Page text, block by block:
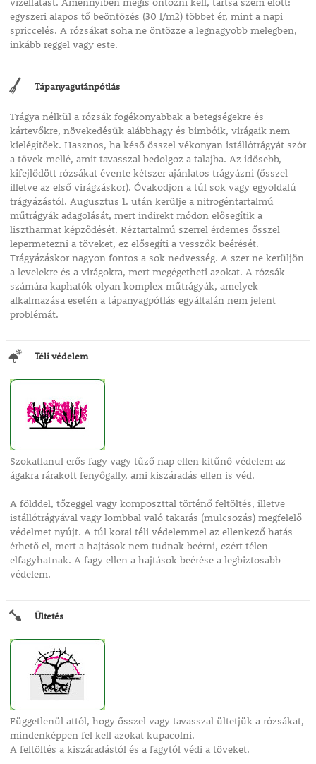
egyszeri alapos tő beöntözés (30 l/m2) többet ér, mint a napi
spriccelés. A rózsákat soha ne öntözze a legnagyobb melegben,
inkább reggel vagy este.
Tápanyagutánpótlás
Trágya nélkül a rózsák fogékonyabbak a betegségekre és
kártevőkre, növekedésük alábbhagy és bimbóik, virágaik nem
kielégítőek. Hasznos, ha késő ősszel vékonyan istállótrágyát szór
a tövek mellé, amit tavasszal bedolgoz a talajba. Az idősebb,
kifejlődött rózsákat évente kétszer ajánlatos trágyázni (ősszel
illetve az első virágzáskor). Óvakodjon a túl sok vagy egyoldalú
trágyázástól. Augusztus 1. után kerülje a nitrogéntartalmú
műtrágyák adagolását, mert indirekt módon elősegítik a
lisztharmat képződését. Réztartalmú szerrel érdemes ősszel
lepermetezni a töveket, ez elősegíti a vesszők beérését.
Trágyázáskor nagyon fontos a sok nedvesség. A szer ne kerüljön
a levelekre és a virágokra, mert megégetheti azokat. A rózsák
számára kaphatók olyan komplex műtrágyák, amelyek
alkalmazása esetén a tápanyagpótlás egyáltalán nem jelent
problémát.
Téli védelem
Szokatlanul erős fagy vagy tűző nap ellen kitűnő védelem az
ágakra rárakott fenyőgally, ami kiszáradás ellen is véd.
A földdel, tőzeggel vagy komposzttal történő feltöltés, illetve
istállótrágyával vagy lombbal való takarás (mulcsozás) megfelelő
védelmet nyújt. A túl korai téli védelemmel az ellenkező hatás
érhető el, mert a hajtások nem tudnak beérni, ezért télen
elfagyhatnak. A fagy ellen a hajtások beérése a legbiztosabb
védelem.
Ültetés
Függetlenül attól, hogy ősszel vagy tavasszal ültetjük a rózsákat,
mindenképpen fel kell azokat kupacolni.
A feltöltés a kiszáradástól és a fagytól védi a töveket.